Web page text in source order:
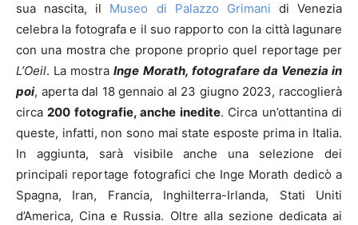
sua nascita, il Museo di Palazzo Grimani di Venezia
celebra la fotografa e il suo rapporto con la città lagunare
con una mostra che propone proprio quel reportage per
L’Oeil. La mostraInge Morath, fotografare da Venezia in
poi, aperta dal 18 gennaio al 23 giugno 2023, raccoglierà
circa200 fotografie, anche inedite. Circa un’ottantina di
queste, infatti, non sono mai state esposte prima in Italia.
In aggiunta, sarà visibile anche una selezione dei
principali reportage fotografici che Inge Morath dedicò a
Spagna, Iran, Francia, Inghilterra-Irlanda, Stati Uniti
d’America, Cina e Russia. Oltre alla sezione dedicata ai